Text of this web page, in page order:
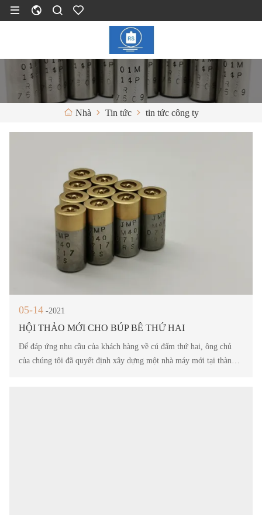
Nhà Tin tức tin tức công ty
05-14 -2021
HỘI THẢO MỚI CHO BÚP BÊ THỨ HAI
Để đáp ứng nhu cầu của khách hàng về cú đấm thứ hai, ông chủ
của chúng tôi đã quyết định xây dựng một nhà máy mới tại thành